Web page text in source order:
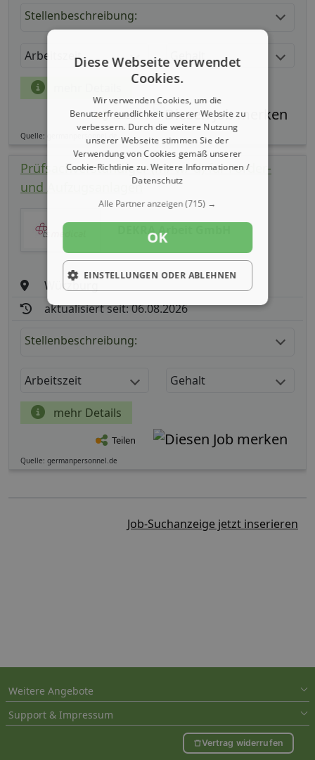
Stellenbeschreibung:
Arbeitszeit
Teilen
Quelle: germanpersonnel.de
Prüfsachverständiger (m/ w/ d) für Förder-
und Aufzugsanlagen
DEKRA Arbeit GmbH
Würzburg
aktualisiert seit: 06.08.2026
Stellenbeschreibung:
Arbeitszeit Gehalt
mehr Details
Teilen
Quelle: germanpersonnel.de
Job-Suchanzeige jetzt inserieren
Weitere Angebote
Support & Impressum
Vertrag widerrufen
Diese Webseite verwendet
Cookies.
Wir verwenden Cookies, um die
Benutzerfreundlichkeit unserer Website zu
verbessern. Durch die weitere Nutzung
unserer Webseite stimmen Sie der
Verwendung von Cookies gemäß unserer
Cookie-Richtlinie zu.Weitere Informationen /
Datenschutz
Alle Partner anzeigen(715) →
OK
EINSTELLUNGEN ODER ABLEHNEN